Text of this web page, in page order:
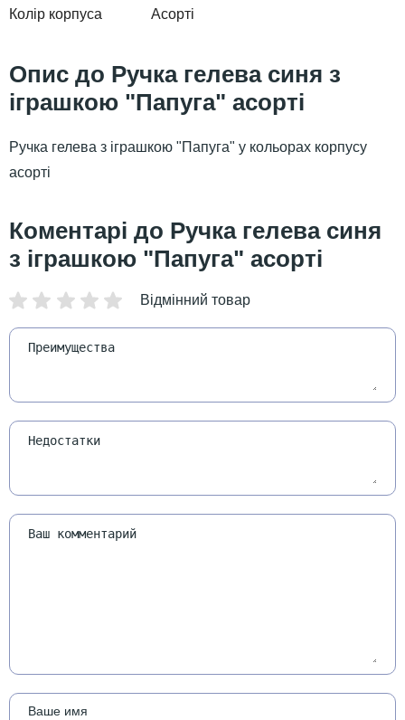
Колір корпуса
Асорті
Ручка гелева синя з
іграшкою "Папуга" асорті
Ручка гелева з іграшкою "Папуга" у кольорах корпусу
асорті
Ручка гелева синя
з іграшкою "Папуга" асорті